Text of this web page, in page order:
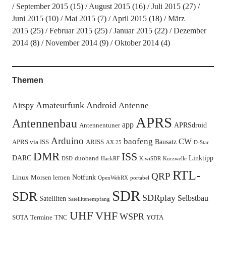
September 2015(15) August 2015(16) Juli 2015(27)
Juni 2015(10) Mai 2015(7) April 2015(18)
März
2015(25) Februar 2015(25) Januar 2015(22)
Dezember
2014(8) November 2014(9) Oktober 2014(4)
Themen
Airspy Amateurfunk Android Antenne
Antennenbau Antennentuner app APRS APRSdroid
APRS via ISS Arduino ARISS AX.25 baofeng Bausatz CW D-Star
DARC DMR DSD duoband HackRF ISS KiwiSDR Kurzwelle Linktipp
Linux Morsen lernen Notfunk OpenWebRX portabel QRP RTL-
SDR Satelliten Satellitenempfang SDR SDRplay Selbstbau
SOTA Termine TNC UHF VHF WSPR YOTA